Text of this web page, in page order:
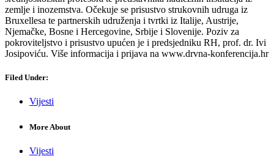
zemlje i inozemstva. Očekuje se prisustvo strukovnih udruga iz
Bruxellesa te partnerskih udruženja i tvrtki iz Italije, Austrije,
Njemačke, Bosne i Hercegovine, Srbije i Slovenije. Poziv za
pokroviteljstvo i prisustvo upućen je i predsjedniku RH, prof. dr. Ivi
Josipoviću. Više informacija i prijava na www.drvna-konferencija.hr
Filed Under:
Vijesti
More About
Vijesti